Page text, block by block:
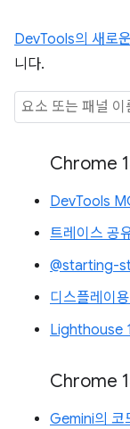
DevTools의 새로
니다.
Chrome
DevTools
트레이스 공
@starting-
디스플레이
Lighthouse
Chrome
Gemini의 코